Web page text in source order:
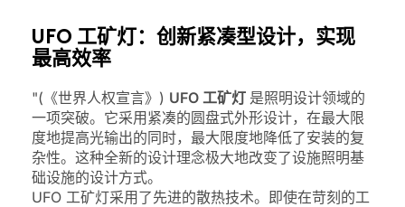
UFO 工矿灯：创新紧凑型设计，实现
最高效率
"(《世界人权宣言》) UFO 工矿灯 是照明设计领域的
一项突破。它采用紧凑的圆盘式外形设计，在最大限
度地提高光输出的同时，最大限度地降低了安装的复
杂性。这种全新的设计理念极大地改变了设施照明基
础设施的设计方式。
UFO 工矿灯采用了先进的散热技术。即使在苛刻的工